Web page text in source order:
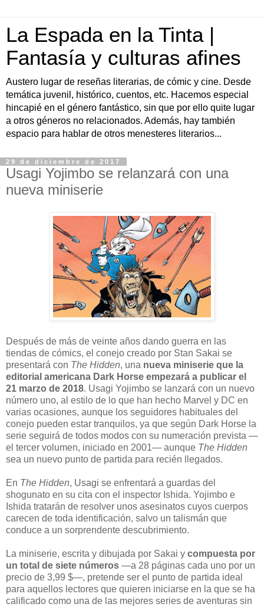
La Espada en la Tinta |
Fantasía y culturas afines
Austero lugar de reseñas literarias, de cómic y cine. Desde
temática juvenil, histórico, cuentos, etc. Hacemos especial
hincapié en el género fantástico, sin que por ello quite lugar
a otros géneros no relacionados. Además, hay también
espacio para hablar de otros menesteres literarios...
29 de diciembre de 2017
Usagi Yojimbo se relanzará con una
nueva miniserie
Después de más de veinte años dando guerra en las
tiendas de cómics, el conejo creado por Stan Sakai se
presentará con The Hidden, una nueva miniserie que la
editorial americana Dark Horse empezará a publicar el
21 marzo de 2018. Usagi Yojimbo se lanzará con un nuevo
número uno, al estilo de lo que han hecho Marvel y DC en
varias ocasiones, aunque los seguidores habituales del
conejo pueden estar tranquilos, ya que según Dark Horse la
serie seguirá de todos modos con su numeración prevista —
el tercer volumen, iniciado en 2001— aunque The Hidden
sea un nuevo punto de partida para recién llegados.
En The Hidden, Usagi se enfrentará a guardas del
shogunato en su cita con el inspector Ishida. Yojimbo e
Ishida tratarán de resolver unos asesinatos cuyos cuerpos
carecen de toda identificación, salvo un talismán que
conduce a un sorprendente descubrimiento.
La miniserie, escrita y dibujada por Sakai y compuesta por
un total de siete números —a 28 páginas cada uno por un
precio de 3,99 $—, pretende ser el punto de partida ideal
para aquellos lectores que quieren iniciarse en la que se ha
calificado como una de las mejores series de aventuras sin